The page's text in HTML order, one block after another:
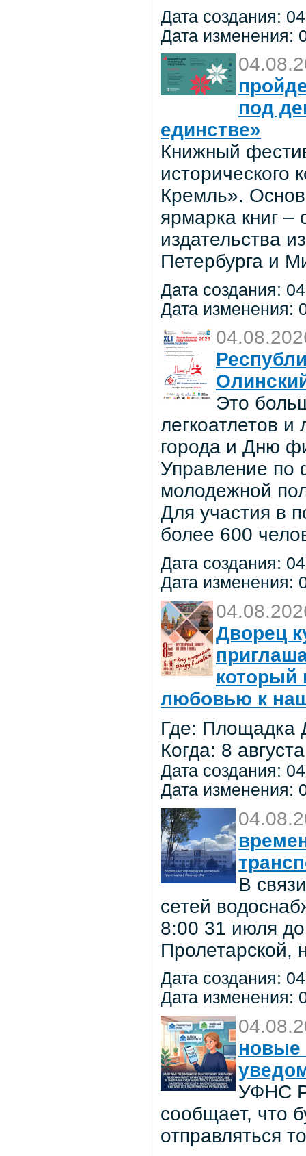
Дата создания:
Дата изменения:
под
единстве»
Книжный
исторического
Кремль».
ярмарка книг –
издательства
Петербурга и
Дата создания:
Дата изменения:
Это
легкоатлетов
города и Дню
Управление по
молодежной
Для участия в
более 600
Дата создания:
Дата изменения:
Дворец
который
любовью к
Где: Площадка
Когда: 8
Дата создания:
Дата изменения:
В
сетей
8:00 31 июля
Пролетарской,
Дата создания:
Дата изменения:
новые
УФНС
сообщает, что
отправляться